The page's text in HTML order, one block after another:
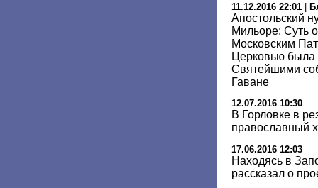
11.12.2016 22:01
Апостольский
Мильоре: Суть
Московским
Церковью
Святейшими
Гаване
12.07.2016 10:30
В Горловке в
православный
17.06.2016 12:03
Находясь в
рассказал о